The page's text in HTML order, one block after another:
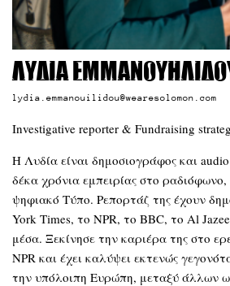
Λυδία
lydia.emmanouilidou@wearesolomon.com
Investigative reporter & Fundraising
Η Λυδία είναι δημοσιογράφος και
δέκα χρόνια εμπειρίας στο
ψηφιακό Τύπο. Ρεπορτάζ της έχουν
York Times, το NPR, το BBC, το Al
μέσα. Ξεκίνησε την καριέρα της στο
NPR και έχει καλύψει εκτενώς
την υπόλοιπη Ευρώπη, μεταξύ άλλων